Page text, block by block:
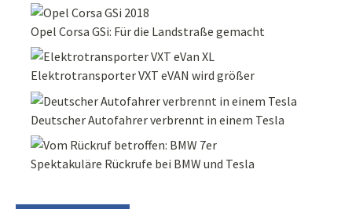
Opel Corsa GSi: Für die Landstraße gemacht
Elektrotransporter VXT eVAN wird größer
Deutscher Autofahrer verbrennt in einem Tesla
Spektakuläre Rückrufe bei BMW und Tesla